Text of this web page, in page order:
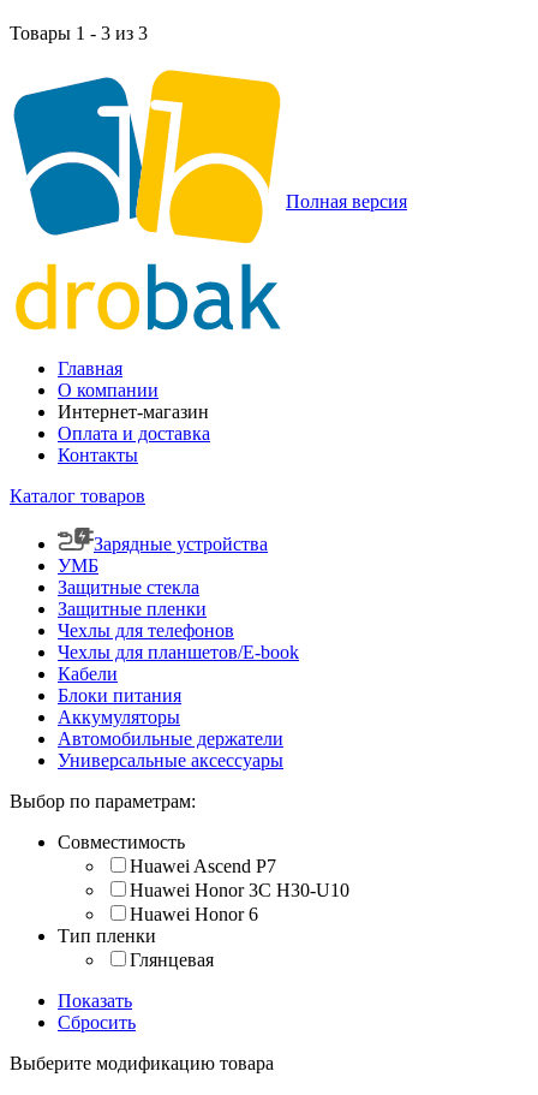
Товары 1 - 3 из 3
Полная версия
Главная
О компании
Интернет-магазин
Оплата и доставка
Контакты
Каталог товаров
Зарядные устройства
УМБ
Защитные стекла
Защитные пленки
Чехлы для телефонов
Чехлы для планшетов/E-book
Кабели
Блоки питания
Аккумуляторы
Автомобильные держатели
Универсальные аксессуары
Выбор по параметрам:
Совместимость
Huawei Ascend P7
Huawei Honor 3C H30-U10
Huawei Honor 6
Тип пленки
Глянцевая
Показать
Сбросить
Выберите модификацию товара